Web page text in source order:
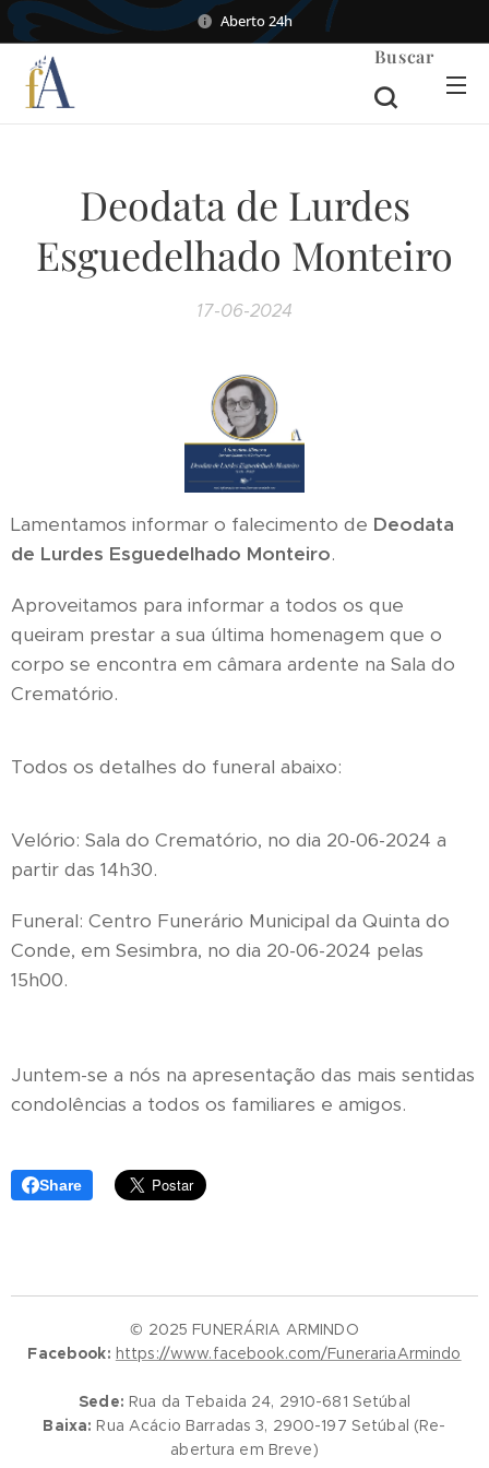
Aberto 24h
Buscar
Deodata de Lurdes
Esguedelhado Monteiro
17-06-2024
Lamentamos informar o falecimento de Deodata
de Lurdes Esguedelhado Monteiro.
Aproveitamos para informar a todos os que
queiram prestar a sua última homenagem que o
corpo se encontra em câmara ardente na Sala do
Crematório.
Todos os detalhes do funeral abaixo:
Velório: Sala do Crematório, no dia 20-06-2024 a
partir das 14h30.
Funeral: Centro Funerário Municipal da Quinta do
Conde, em Sesimbra, no dia 20-06-2024 pelas
15h00.
Juntem-se a nós na apresentação das mais sentidas
condolências a todos os familiares e amigos.
Share
© 2025 FUNERÁRIA ARMINDO
Facebook: https://www.facebook.com/FunerariaArmindo
Sede: Rua da Tebaida 24, 2910-681 Setúbal
Baixa: Rua Acácio Barradas 3, 2900-197 Setúbal (Re-
abertura em Breve)